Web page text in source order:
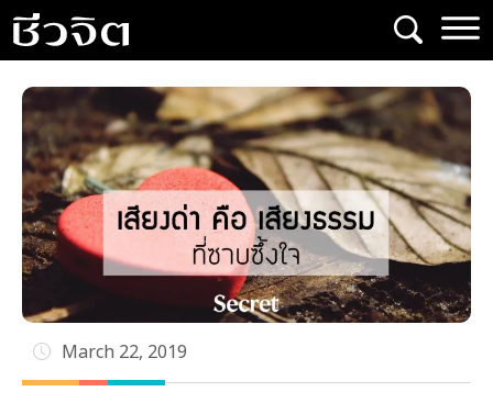
Skip
to
content
March 22, 2019